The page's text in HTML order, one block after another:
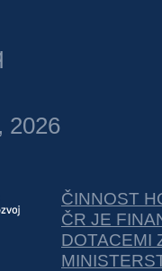
, 2026
ČINNOST
ČR JE
DOTACEMI